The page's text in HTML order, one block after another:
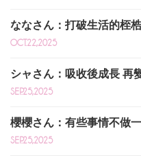
ななさん：打破生活的桎
OCT.22,2025
シャさん：吸收後成長 再
SEP.25,2025
櫻櫻さん：有些事情不做
SEP.25,2025